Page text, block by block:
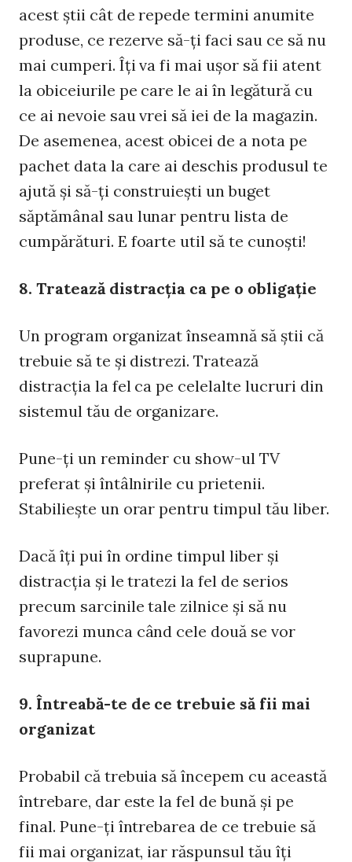
acest ştii cât de repede termini anumite
produse, ce rezerve să-ţi faci sau ce să nu
mai cumperi. Îţi va fi mai uşor să fii atent
la obiceiurile pe care le ai în legătură cu
ce ai nevoie sau vrei să iei de la magazin.
De asemenea, acest obicei de a nota pe
pachet data la care ai deschis produsul te
ajută şi să-ţi construieşti un buget
săptămânal sau lunar pentru lista de
cumpărături. E foarte util să te cunoşti!
8. Tratează distracţia ca pe o obligaţie
Un program organizat înseamnă să ştii că
trebuie să te şi distrezi. Tratează
distracţia la fel ca pe celelalte lucruri din
sistemul tău de organizare.
Pune-ţi un reminder cu show-ul TV
preferat şi întâlnirile cu prietenii.
Stabilieşte un orar pentru timpul tău liber.
Dacă îţi pui în ordine timpul liber şi
distracţia şi le tratezi la fel de serios
precum sarcinile tale zilnice şi să nu
favorezi munca când cele două se vor
suprapune.
9. Întreabă-te de ce trebuie să fii mai
organizat
Probabil că trebuia să începem cu această
întrebare, dar este la fel de bună şi pe
final. Pune-ţi întrebarea de ce trebuie să
fii mai organizat, iar răspunsul tău îţi